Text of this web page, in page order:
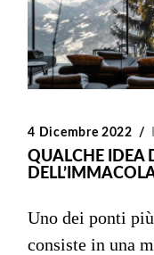
4 Dicembre 2022
QUALCHE IDEA
Uno dei ponti
consiste in una